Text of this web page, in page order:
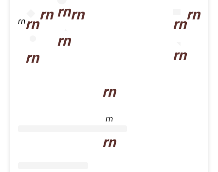
rnrn
rn
rn rn
rn
rn
rn
rn
rn
rn
rn
rn